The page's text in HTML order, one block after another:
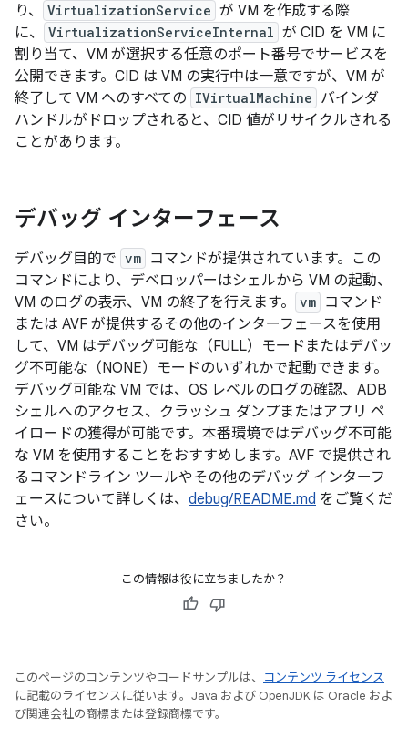
り、
VirtualizationService が VM を作成する際
に、
VirtualizationServiceInternal が CID を VM に
割り当て、VM が選択する任意のポート番号でサービスを
公開できます。CID は VM の実行中は一意ですが、VM が
終了して VM へのすべての IVirtualMachine バインダ
ハンドルがドロップされると、CID 値がリサイクルされる
ことがあります。
デバッグ インターフェース
デバッグ目的で vm コマンドが提供されています。この
コマンドにより、デベロッパーはシェルから VM の起動、
VM のログの表示、VM の終了を行えます。
vm コマンド
または AVF が提供するその他のインターフェースを使用
して、VM はデバッグ可能な（FULL）モードまたはデバッ
グ不可能な（NONE）モードのいずれかで起動できます。
デバッグ可能な VM では、OS レベルのログの確認、ADB
シェルへのアクセス、クラッシュ ダンプまたはアプリ ペ
イロードの獲得が可能です。本番環境ではデバッグ不可能
な VM を使用することをおすすめします。AVF で提供され
るコマンドライン ツールやその他のデバッグ インターフ
ェースについて詳しくは、 debug/README.md をご覧くだ
さい。
この情報は役に立ちましたか？
このページのコンテンツやコードサンプルは、
コンテンツ ライセンス
に記載のライセンスに従います。Java および OpenJDK は Oracle およ
び関連会社の商標または登録商標です。